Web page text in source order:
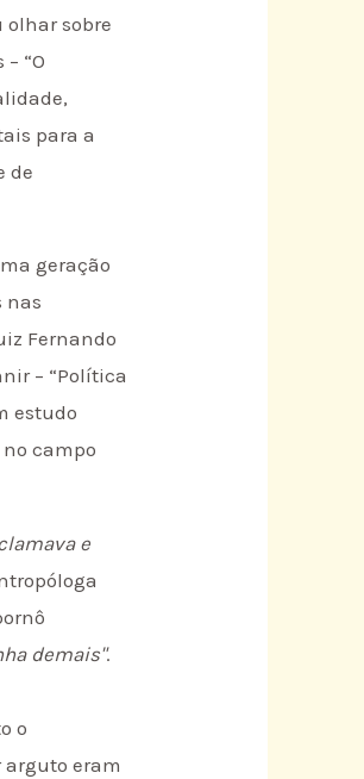
olhar sobre
“O
para a
de
geração
nas
Fernando
– “Política
estudo
campo
e
demais".
o
eram